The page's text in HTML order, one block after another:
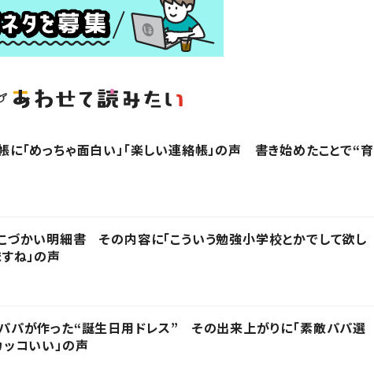
「めっちゃ面白い」「楽しい連絡帳」の声 書き始めたことで“育
づかい明細書 その内容に「こういう勉強小学校とかでして欲し
ね」の声
パが作った“誕生日用ドレス” その出来上がりに「素敵パパ選
コいい」の声